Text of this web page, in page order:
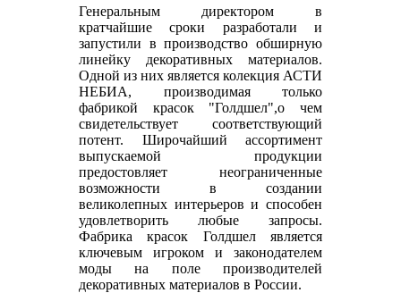
Генеральным директором в
кратчайшие сроки разработали и
запустили в производство обширную
линейку декоративных материалов.
Одной из них является колекция АСТИ
НЕБИА, производимая только
фабрикой красок "Голдшел",о чем
свидетельствует соответствующий
потент. Широчайший ассортимент
выпускаемой продукции
предостовляет неограниченные
возможности в создании
великолепных интерьеров и способен
удовлетворить любые запросы.
Фабрика красок Голдшел является
ключевым игроком и законодателем
моды на поле производителей
декоративных материалов в России.